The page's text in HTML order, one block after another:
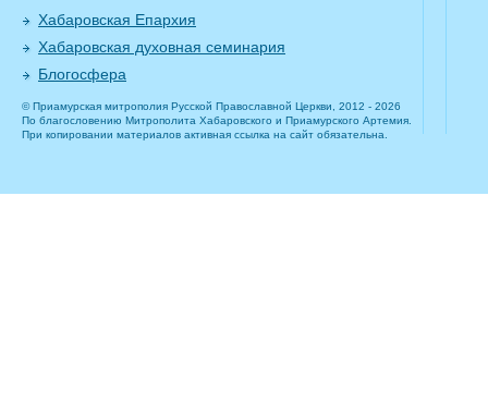
Хабаровская Епархия
Хабаровская духовная семинария
Блогосфера
© Приамурская митрополия Русской Православной Церкви, 2012 - 2026
По благословению Митрополита Хабаровского и Приамурского Артемия.
При копировании материалов активная ссылка на сайт обязательна.